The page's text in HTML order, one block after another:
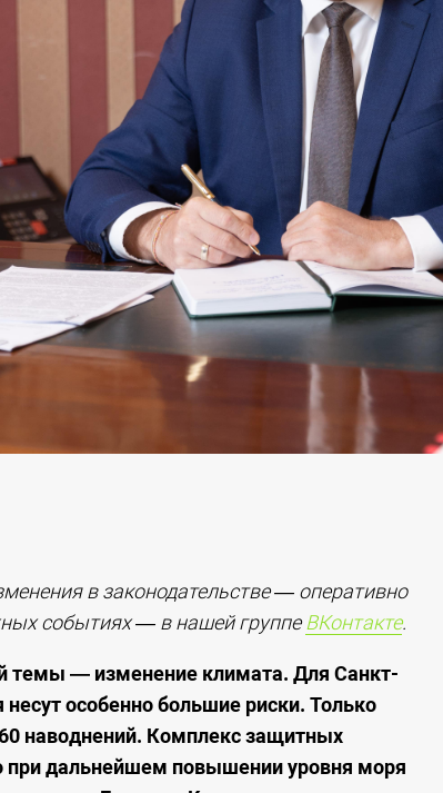
в законодательстве — оперативно
событиях — в нашей группеВКонтакте.
темы — изменение климата. Для Санкт-
особенно большие риски. Только
наводнений. Комплекс защитных
при дальнейшем повышении уровня моря